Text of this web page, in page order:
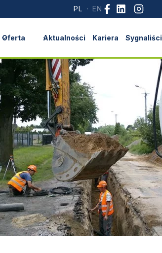
Oferta Aktualności Kariera Sygnaliści